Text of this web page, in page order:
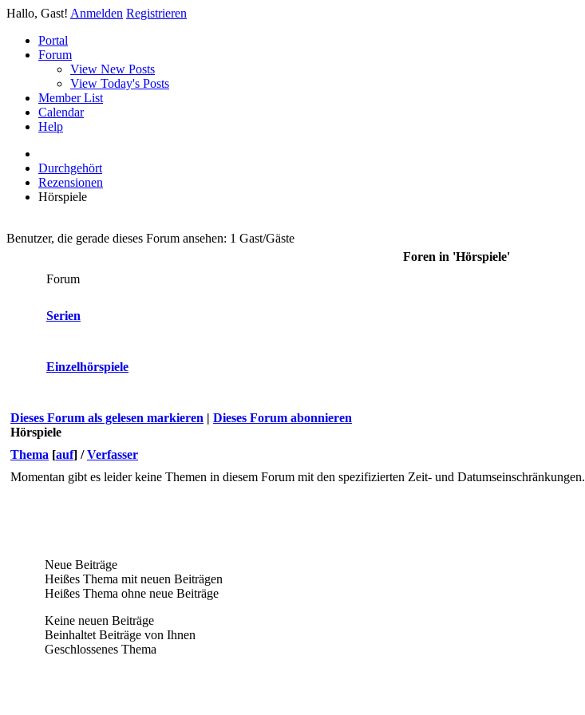
Hallo, Gast! Anmelden Registrieren
Portal
Forum
View New Posts
View Today's Posts
Member List
Calendar
Help
Durchgehört
Rezensionen
Hörspiele
Benutzer, die gerade dieses Forum ansehen: 1 Gast/Gäste
Foren in 'Hörspiele'
Forum
Serien
Einzelhörspiele
Dieses Forum als gelesen markieren | Dieses Forum abonnieren
Hörspiele
Thema [auf] /Verfasser
Momentan gibt es leider keine Themen in diesem Forum mit den spezifizierten Zeit- und Datumseinschränkungen.
Neue Beiträge
Heißes Thema mit neuen Beiträgen
Heißes Thema ohne neue Beiträge
Keine neuen Beiträge
Beinhaltet Beiträge von Ihnen
Geschlossenes Thema